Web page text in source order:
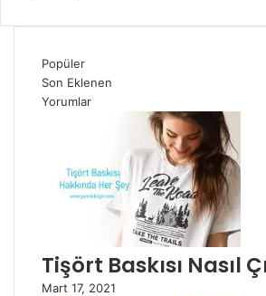
Popüler
Son Eklenen
Yorumlar
Tişört Baskısı Nasıl
Mart 17, 2021